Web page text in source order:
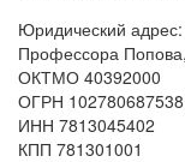
Юридический
Профессора
ОКТМО 40392000
ОГРН
ИНН 7813045402
КПП 781301001